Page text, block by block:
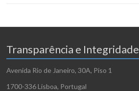
Transparência e Integridade
Avenida Rio de Janeiro, 30A, Piso 1
1700-336 Lisboa, Portugal